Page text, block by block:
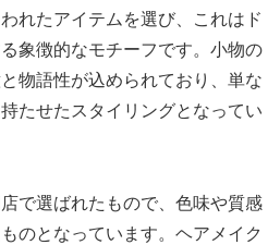
れたアイテムを選び、これはド
象徴的なモチーフです。小物の
物語性が込められており、単な
たせたスタイリングとなってい
で選ばれたもので、色味や質感
のとなっています。ヘアメイク